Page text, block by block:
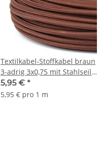
Textilkabel-Stoffkabel braun
3-adrig 3x0,75 mit Stahlseil
zur Zugentlastung
5,95 € *
5,95 € pro 1 m